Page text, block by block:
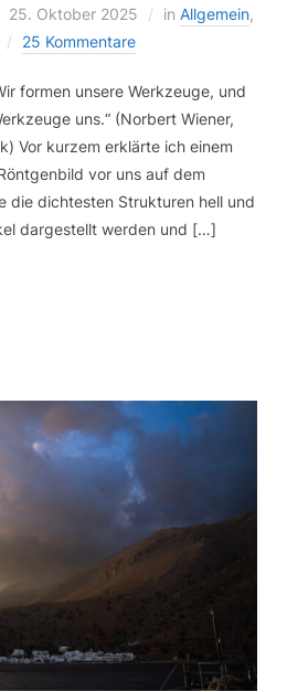
25. Oktober 2025 in Allgemein,
25 Kommentare
formen unsere Werkzeuge, und
uns.“ (Norbert Wiener,
Vor kurzem erklärte ich einem
vor uns auf dem
die dichtesten Strukturen hell und
dargestellt werden und […]